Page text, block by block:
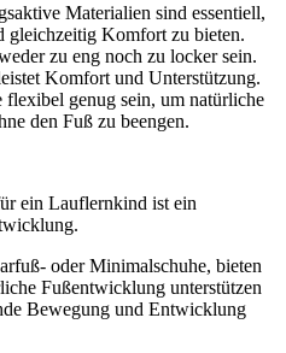
Materialien sind essentiell,
gleichzeitig Komfort zu bieten.
zu eng noch zu locker sein.
Komfort und Unterstützung.
genug sein, um natürliche
den Fuß zu beengen.
ein Lauflernkind ist ein
oder Minimalschuhe, bieten
Fußentwicklung unterstützen
Bewegung und Entwicklung